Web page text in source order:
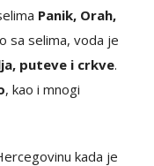
Panik, Orah,
sa selima, voda je
puteve i crkve.
, kao i mnogi
kada je